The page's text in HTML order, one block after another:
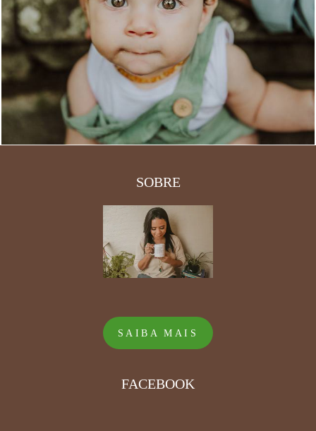
1951 0
SOBRE
SAIBA MAIS
FACEBOOK